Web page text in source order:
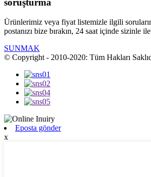
soruşturma
Ürünlerimiz veya fiyat listemizle ilgili
postanızı bize bırakın, 24 saat içinde sizinle
SUNMAK
© Copyright - 2010-2020: Tüm Hakları
Eposta gönder
x